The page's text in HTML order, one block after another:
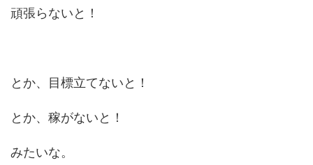
頑張らないと！
とか、目標立てないと！
とか、稼がないと！
みたいな。